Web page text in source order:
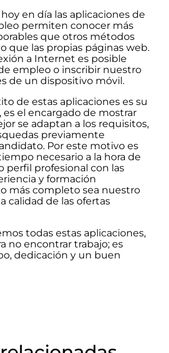
en día las aplicaciones de
permiten conocer más
que otros métodos
que las propias páginas web.
a Internet es posible
empleo o inscribir nuestro
de un dispositivo móvil.
de estas aplicaciones es su
el encargado de mostrar
se adaptan a los requisitos,
previamente
Por este motivo es
necesario a la hora de
perfil profesional con las
y formación
más completo sea nuestro
calidad de las ofertas
todas estas aplicaciones,
no encontrar trabajo; es
dedicación y un buen